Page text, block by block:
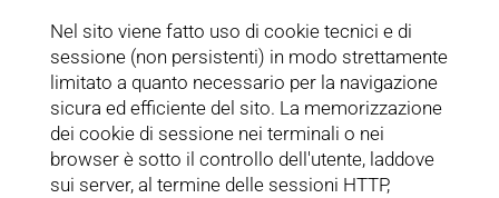
Nel sito viene fatto uso di cookie tecnici e di
sessione (non persistenti) in modo strettamente
limitato a quanto necessario per la navigazione
sicura ed efficiente del sito. La memorizzazione
dei cookie di sessione nei terminali o nei
browser è sotto il controllo dell'utente, laddove
sui server, al termine delle sessioni HTTP,